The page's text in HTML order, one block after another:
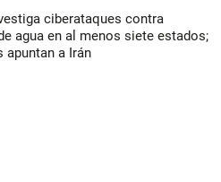
ciberataques contra
agua en al menos siete estados;
apuntan a Irán